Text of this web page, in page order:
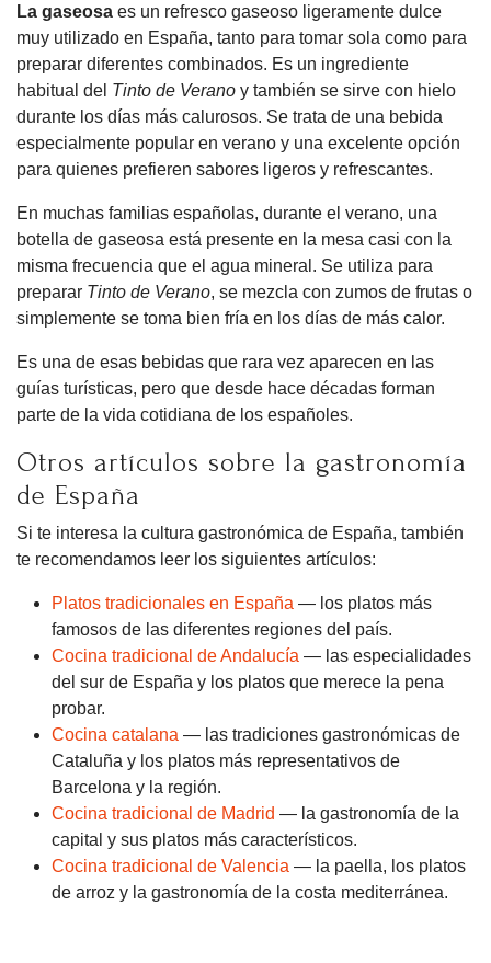
La gaseosa es un refresco gaseoso ligeramente dulce
muy utilizado en España, tanto para tomar sola como para
preparar diferentes combinados. Es un ingrediente
habitual del Tinto de Verano y también se sirve con hielo
durante los días más calurosos. Se trata de una bebida
especialmente popular en verano y una excelente opción
para quienes prefieren sabores ligeros y refrescantes.
En muchas familias españolas, durante el verano, una
botella de gaseosa está presente en la mesa casi con la
misma frecuencia que el agua mineral. Se utiliza para
preparar Tinto de Verano, se mezcla con zumos de frutas o
simplemente se toma bien fría en los días de más calor.
Es una de esas bebidas que rara vez aparecen en las
guías turísticas, pero que desde hace décadas forman
parte de la vida cotidiana de los españoles.
Otros artículos sobre la gastronomía
de España
Si te interesa la cultura gastronómica de España, también
te recomendamos leer los siguientes artículos:
Platos tradicionales en España — los platos más
famosos de las diferentes regiones del país.
Cocina tradicional de Andalucía — las especialidades
del sur de España y los platos que merece la pena
probar.
Cocina catalana — las tradiciones gastronómicas de
Cataluña y los platos más representativos de
Barcelona y la región.
Cocina tradicional de Madrid — la gastronomía de la
capital y sus platos más característicos.
Cocina tradicional de Valencia — la paella, los platos
de arroz y la gastronomía de la costa mediterránea.